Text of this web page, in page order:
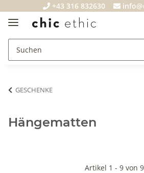
+43 316 832630
GESCHENKE
Hängematten
Artikel 1 - 9 von 9